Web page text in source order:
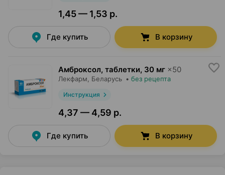
1,45 — 1,53 р.
Где купить В корзину
Амброксол, таблетки, 30 мг ×50
Лекфарм , Беларусь • без рецепта
Инструкция
4,37 — 4,59 р.
Где купить В корзину